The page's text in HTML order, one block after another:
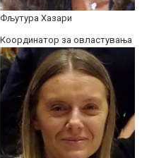
Фљутура Хазари
Координатор за овластувања